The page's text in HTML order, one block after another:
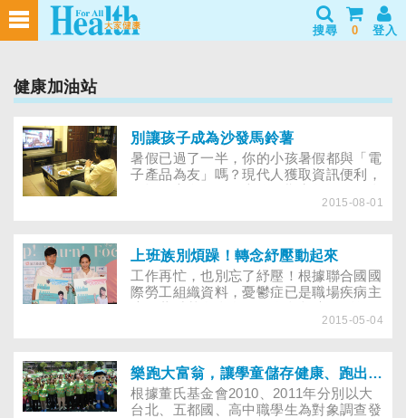
搜尋 0 登入
健康加油站
別讓孩子成為沙發馬鈴薯
​暑假已過了一半，你的小孩暑假都與「電
子產品為友」嗎？現代人獲取資訊便利，
造成壓力，進而變成身心問題。提醒父母
健康！
2015-08-01
上班族別煩躁！轉念紓壓動起來
工作再忙，也別忘了紓壓！根據聯合國國
際勞工組織資料，憂鬱症已是職場疾病主
個星期一為企業紓壓日，提供多元紓壓體
要號召更多企業共同關心上班族心理健
康。
2015-05-04
樂跑大富翁，讓學童儲存健康、跑出快樂
根據董氏基金會2010、2011年分別以大
台北、五都國、高中職學生為對象調查發